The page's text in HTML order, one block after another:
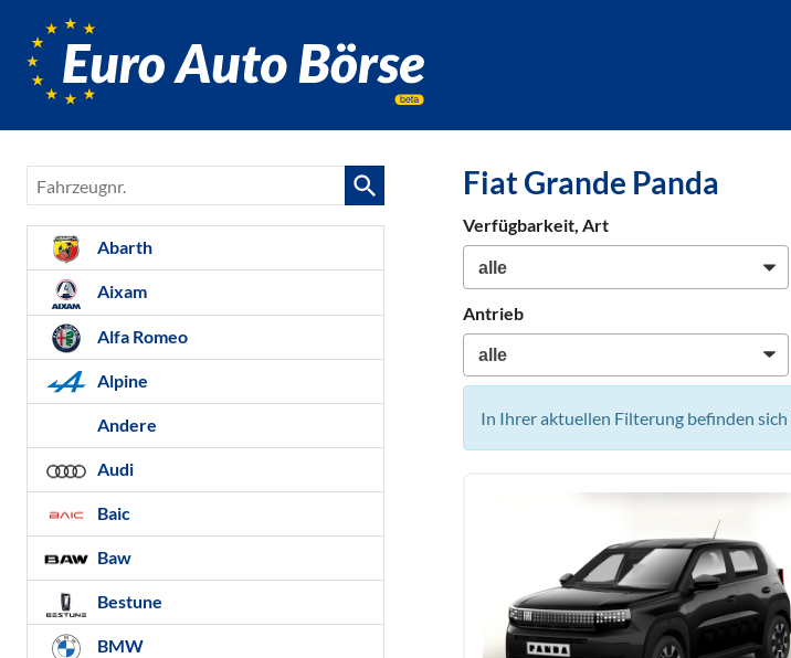
Gebrauchtwagen,
Neuwagen
Fiat Grande Panda
Verfügbarkeit, Art
Antrieb
In Ihrer aktuellen Filterung befinden sich
Fahrzeugnr.
Abarth
Aixam
Alfa Romeo
Alpine
Andere
Audi
Baic
Baw
Bestune
BMW